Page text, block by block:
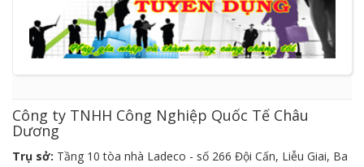
Công ty TNHH Công Nghiệp Quốc Tế Châu
Dương
Trụ sở: Tầng 10 tòa nhà Ladeco - số 266 Đội Cấn, Liễu Giai, Ba